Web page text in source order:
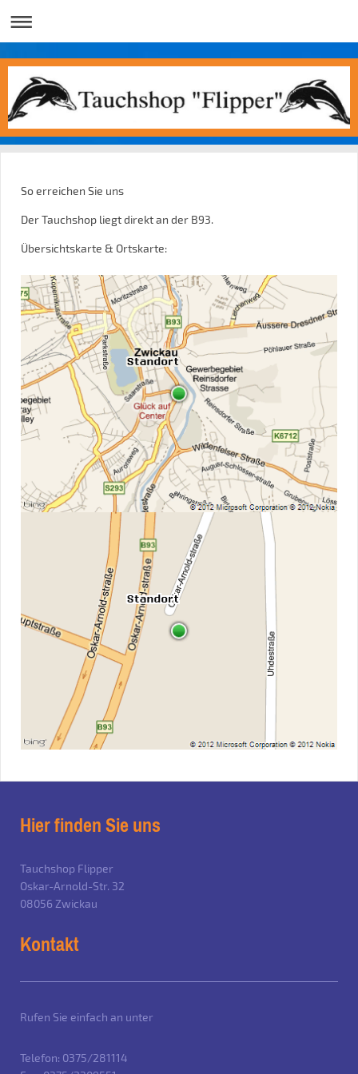
So erreichen Sie uns
Der Tauchshop liegt direkt an der B93.
Übersichtskarte & Ortskarte:
Hier finden Sie uns
Tauchshop Flipper
Oskar-Arnold-Str. 32
08056 Zwickau
Kontakt
Rufen Sie einfach an unter
Telefon: 0375/281114